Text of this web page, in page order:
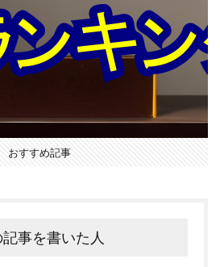
おすすめ記事
記事を書いた人